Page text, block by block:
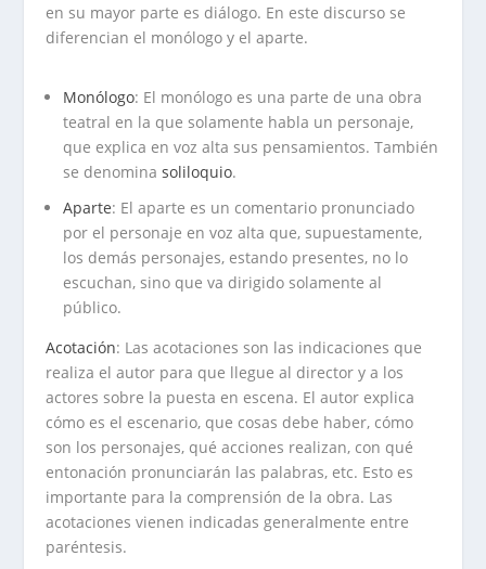
en su mayor parte es diálogo. En este discurso se
diferencian el monólogo y el aparte.
Monólogo: El monólogo es una parte de una obra
teatral en la que solamente habla un personaje,
que explica en voz alta sus pensamientos.También
se denominasoliloquio.
Aparte: El aparte es un comentario pronunciado
por el personaje en voz alta que, supuestamente,
los demás personajes, estando presentes, no lo
escuchan, sino que va dirigido solamente al
público.
Acotación: Las acotaciones son las indicaciones que
realiza el autor para que llegue al director y a los
actores sobre la puesta en escena. El autor explica
cómo es el escenario, que cosas debe haber, cómo
son los personajes, qué acciones realizan, con qué
entonación pronunciarán las palabras, etc. Esto es
importante para la comprensión de la obra. Las
acotaciones vienen indicadas generalmente entre
paréntesis.